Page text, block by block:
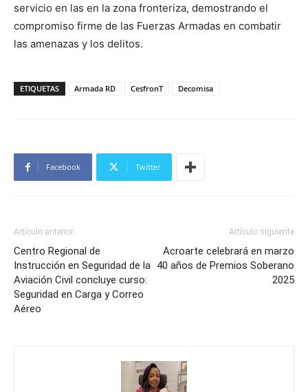
servicio en las en la zona fronteriza, demostrando el
compromiso firme de las Fuerzas Armadas en combatir
las amenazas y los delitos.
ETIQUETAS Armada RD CesfronT Decomisa
Facebook Twitter
Artículo anterior
Centro Regional de
Instrucción en Seguridad de la
Aviación Civil concluye curso:
Seguridad en Carga y Correo
Aéreo
Artículo siguiente
Acroarte celebrará en marzo
40 años de Premios Soberano
2025